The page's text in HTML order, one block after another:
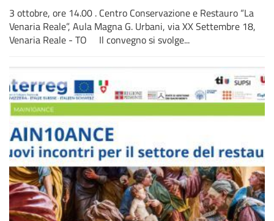
3 ottobre, ore 14.00 . Centro Conservazione e Restauro “La
Venaria Reale”, Aula Magna G. Urbani, via XX Settembre 18,
Venaria Reale - TO Il convegno si svolge...